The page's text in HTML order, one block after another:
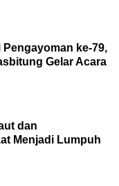
Pengayoman ke-79,
Gelar Acara
dan
Menjadi Lumpuh